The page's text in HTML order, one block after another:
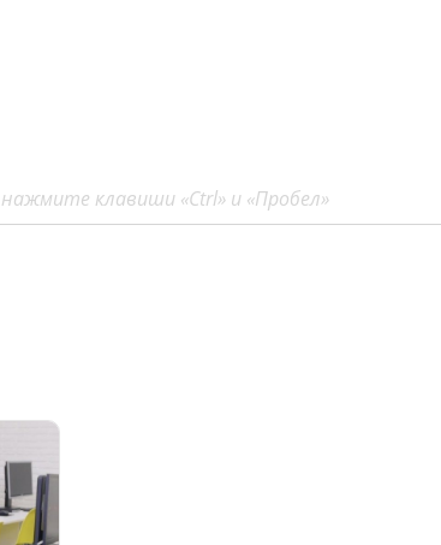
клавиши «Ctrl» и «Пробел»